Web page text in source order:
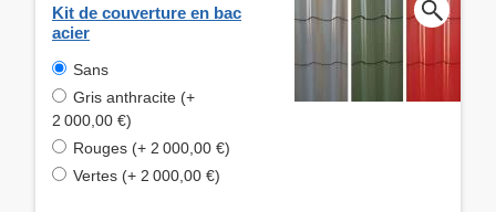
Kit de couverture en bac
acier
Sans
Gris anthracite (+
2 000,00 €)
Rouges (+ 2 000,00 €)
Vertes (+ 2 000,00 €)